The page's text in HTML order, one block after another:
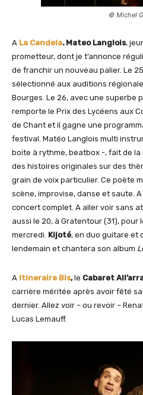
© Michel
A La Candela. Mateo Langlois,
prometteur, dont je t’annonce
de franchir un nouveau palier. Le
sélectionné aux auditions
Bourges. Le 26, avec une superbe
remporte le Prix des Lycéens aux
de Chant et il gagne une
festival. Matéo Langlois multi
boite à rythme, beatbox -, fait de
des histoires originales sur des
grain de voix particulier. Ce poète
scène, improvise, danse et saute.
concert complet. A aller voir sans
aussi le 20, à Gratentour (31), pour
mercredi. Kijoté, en duo guitare et
lendemain et chantera son album
A Itineraire Bis,le Cabaret
carrière méritée après avoir fêté
dernier. Allez voir – ou revoir –
Lucas Lemauff.